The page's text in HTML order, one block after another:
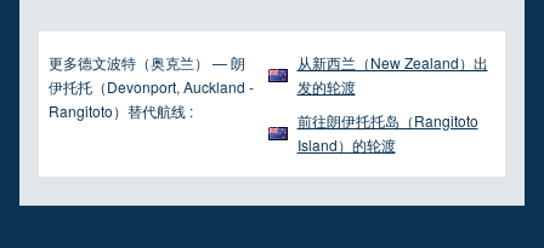
更多德文波特（奥克兰） — 朗
伊托托（Devonport, Auckland -
Rangitoto）替代航线 :
从新西兰（New Zealand）出
发的轮渡
前往朗伊托托岛（Rangitoto
Island）的轮渡